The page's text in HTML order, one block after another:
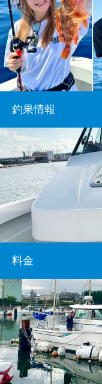
釣果情報
料金